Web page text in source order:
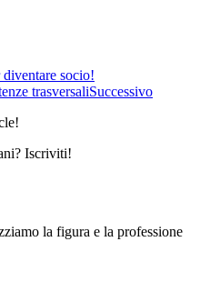
socio!
trasversaliSuccessivo
Iscriviti!
la figura e la professione